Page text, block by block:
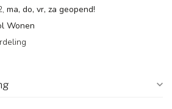
ma, do, vr, za geopend!
Wonen